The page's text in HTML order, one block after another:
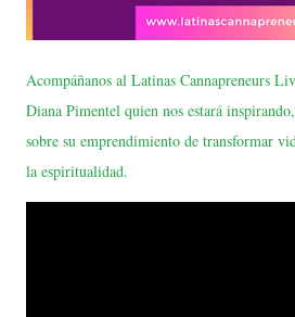
Acompáñanos al Latinas Cannapreneurs
Diana Pimentel quien nos estará
sobre su emprendimiento de transformar
la espiritualidad.